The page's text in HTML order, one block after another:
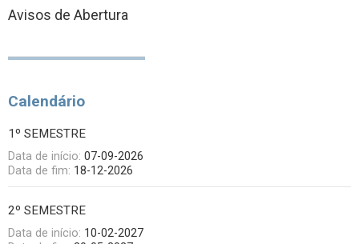
Avisos de Abertura
Calendário
1º SEMESTRE
Data de início: 07-09-2026
Data de fim: 18-12-2026
2º SEMESTRE
Data de início: 10-02-2027